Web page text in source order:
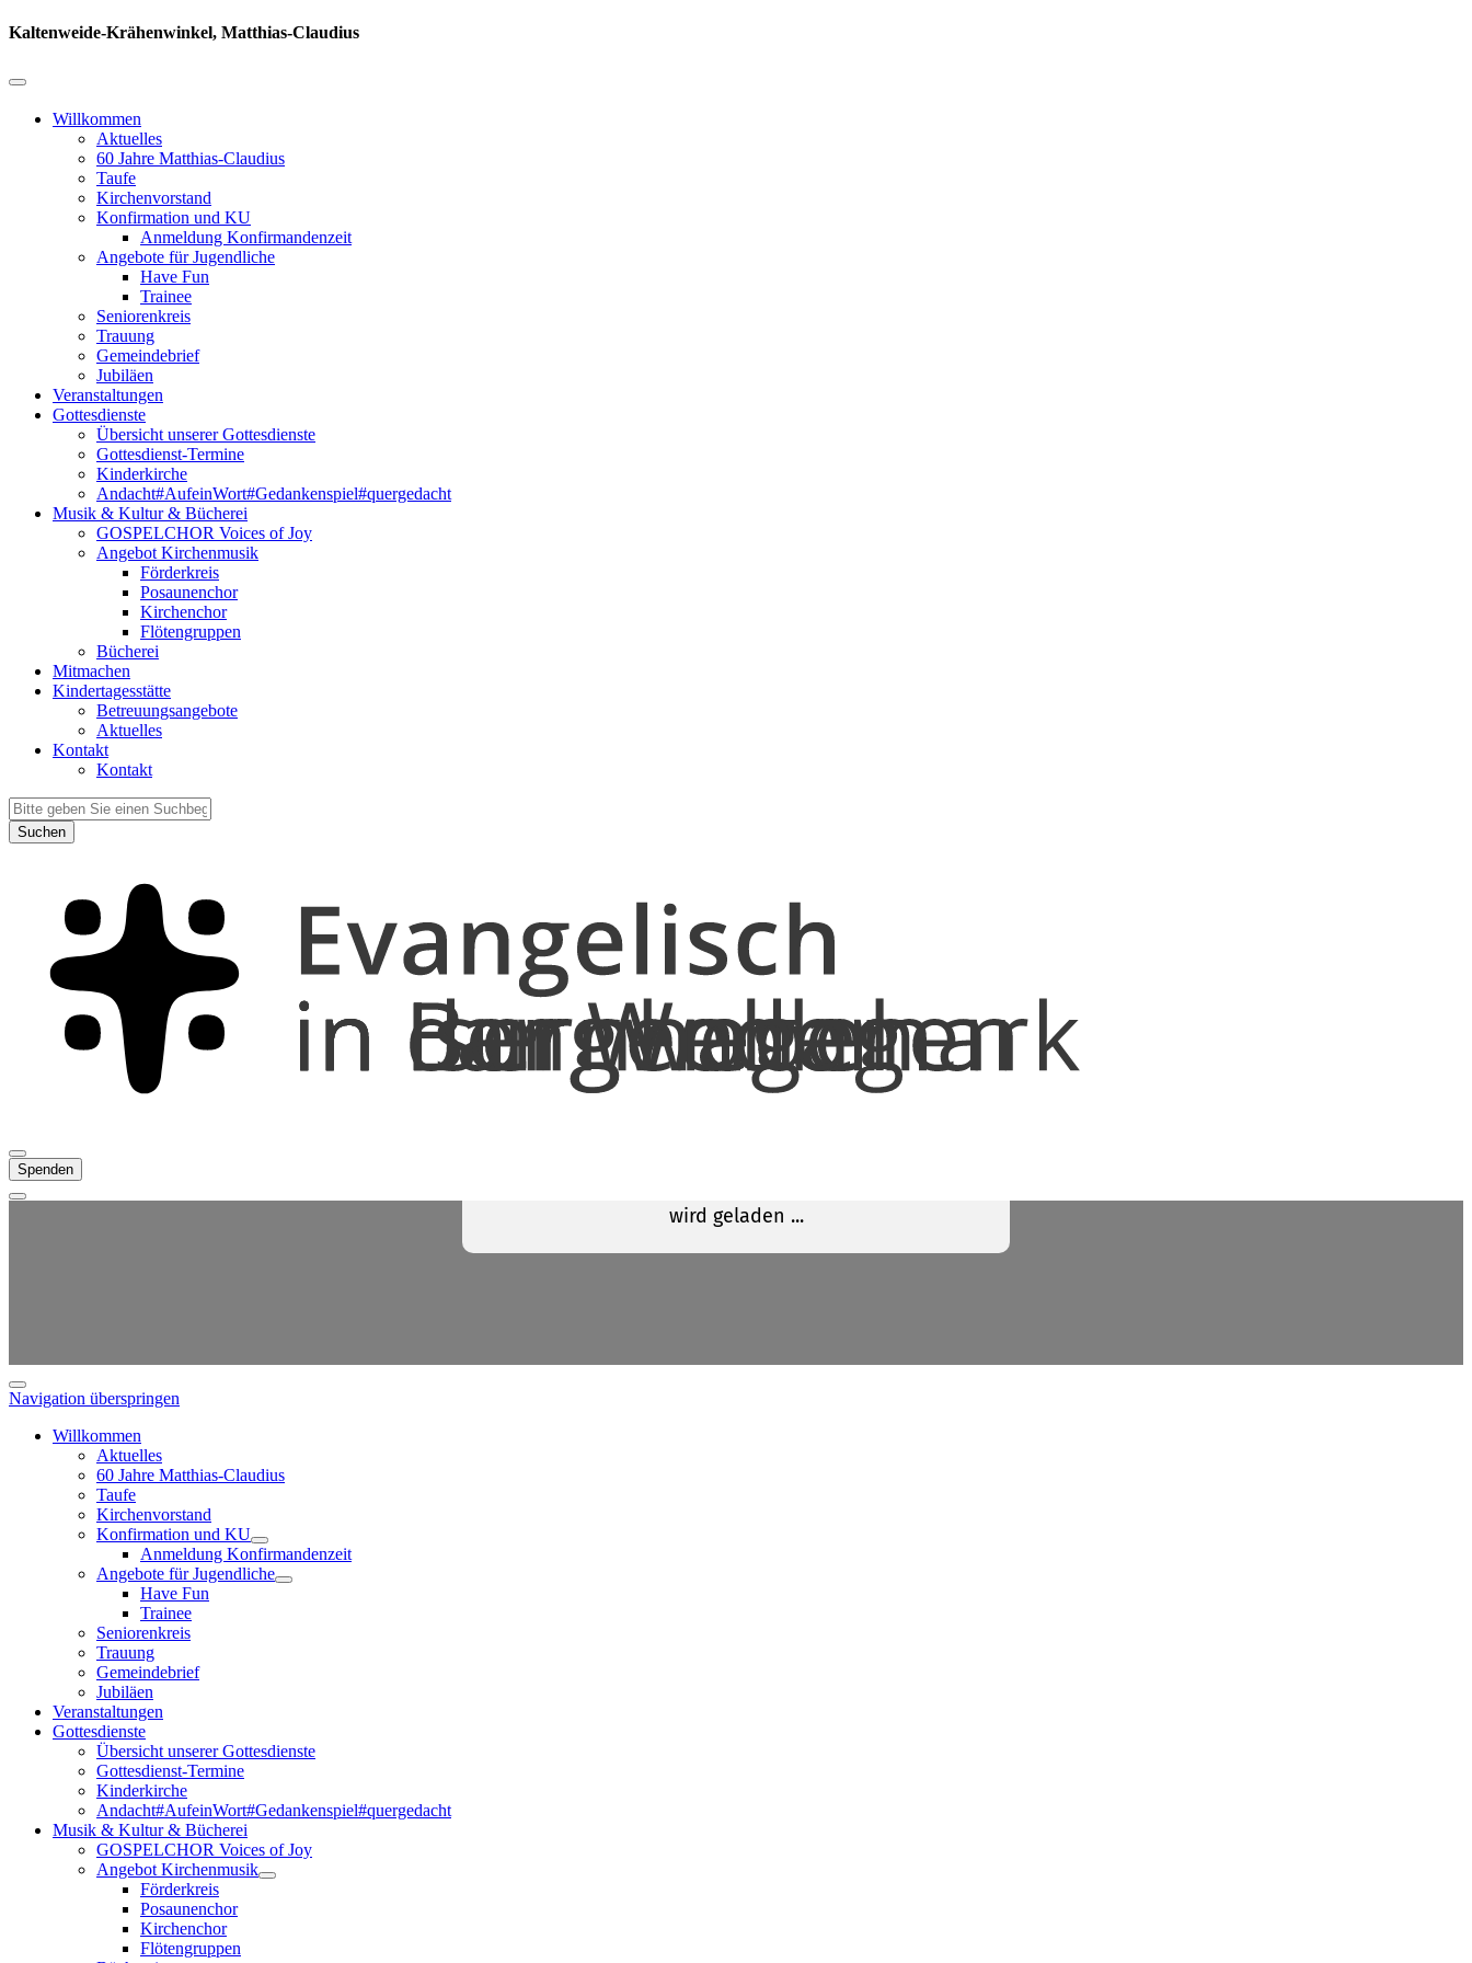
Kaltenweide-Krähenwinkel, Matthias-Claudius
Willkommen
Aktuelles
60 Jahre Matthias-Claudius
Taufe
Kirchenvorstand
Konfirmation und KU
Anmeldung Konfirmandenzeit
Angebote für Jugendliche
Have Fun
Trainee
Seniorenkreis
Trauung
Gemeindebrief
Jubiläen
Veranstaltungen
Gottesdienste
Übersicht unserer Gottesdienste
Gottesdienst-Termine
Kinderkirche
Andacht#AufeinWort#Gedankenspiel#quergedacht
Musik & Kultur & Bücherei
GOSPELCHOR Voices of Joy
Angebot Kirchenmusik
Förderkreis
Posaunenchor
Kirchenchor
Flötengruppen
Bücherei
Mitmachen
Kindertagesstätte
Betreuungsangebote
Aktuelles
Kontakt
Kontakt
Suchen
Spenden
Navigation überspringen
Willkommen
Aktuelles
60 Jahre Matthias-Claudius
Taufe
Kirchenvorstand
Konfirmation und KU
Anmeldung Konfirmandenzeit
Angebote für Jugendliche
Have Fun
Trainee
Seniorenkreis
Trauung
Gemeindebrief
Jubiläen
Veranstaltungen
Gottesdienste
Übersicht unserer Gottesdienste
Gottesdienst-Termine
Kinderkirche
Andacht#AufeinWort#Gedankenspiel#quergedacht
Musik & Kultur & Bücherei
GOSPELCHOR Voices of Joy
Angebot Kirchenmusik
Förderkreis
Posaunenchor
Kirchenchor
Flötengruppen